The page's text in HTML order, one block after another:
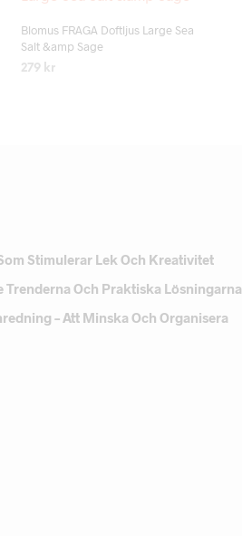
Blomus FRAGA Doftljus Large Sea
Salt &amp Sage
279 kr
Stimulerar Lek Och Kreativitet
Trenderna Och Praktiska Lösningarna
– Att Minska Och Organisera